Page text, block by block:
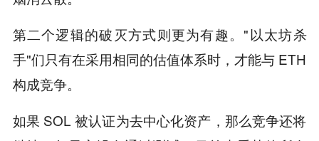
第二个逻辑的破灭方式则更为有趣。"以太坊杀
手"们只有在采用相同的估值体系时，才能与 ETH
构成竞争。
如果 SOL 被认证为去中心化资产，那么竞争还将